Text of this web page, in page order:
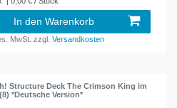
In den Warenkorb
MwSt. zzgl.Versandkosten
Structure Deck The Crimson King im
*Deutsche Version*